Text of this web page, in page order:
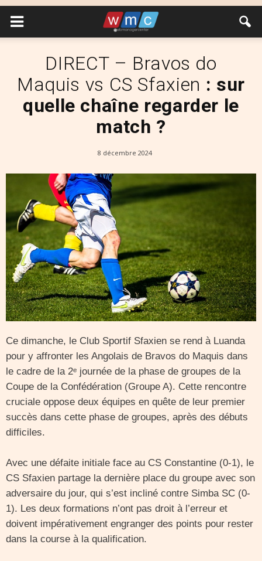
DIRECT – Bravos do
Maquis vs CS Sfaxien : sur
quelle chaîne regarder le
match ?
8 décembre 2024
Ce dimanche, le Club Sportif Sfaxien se rend à Luanda
pour y affronter les Angolais de Bravos do Maquis dans
le cadre de la 2ᵉ journée de la phase de groupes de la
Coupe de la Confédération (Groupe A). Cette rencontre
cruciale oppose deux équipes en quête de leur premier
succès dans cette phase de groupes, après des débuts
difficiles.
Avec une défaite initiale face au CS Constantine (0-1), le
CS Sfaxien partage la dernière place du groupe avec son
adversaire du jour, qui s’est incliné contre Simba SC (0-
1). Les deux formations n’ont pas droit à l’erreur et
doivent impérativement engranger des points pour rester
dans la course à la qualification.